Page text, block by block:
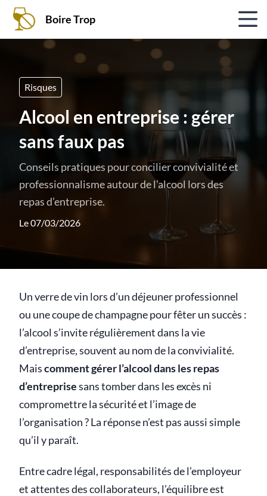
Boire Trop
Risques
Alcool en entreprise : gérer
sans faux pas
Conseils pratiques pour concilier convivialité et
professionnalisme autour de l’alcool lors des
repas d’entreprise.
Le 07/03/2026
Un verre de vin lors d’un déjeuner professionnel
ou une coupe de champagne pour fêter un succès :
l’alcool s’invite régulièrement dans la vie
d’entreprise, souvent au nom de la convivialité.
Maiscomment gérer l’alcool dans les repas
d’entreprisesans tomber dans les excès ni
compromettre la sécurité et l’image de
l’organisation ? La réponse n’est pas aussi simple
qu’il y paraît.
Entre cadre légal, responsabilités de l’employeur
et attentes des collaborateurs, l’équilibre est